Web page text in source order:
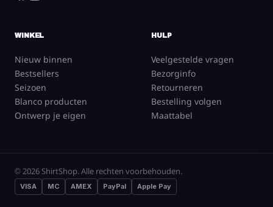
WINKEL
Nieuw binnen
Bestsellers
Seizoen
Blanco producten
Ontwerp je eigen
HULP
Veelgestelde vragen
Bezorginfo
Retourneren
Bestelling volgen
Maattabel
© 2026 ShirtShop. Alle rechten voorbehouden.
VISA MC AMEX PayPal Apple Pay